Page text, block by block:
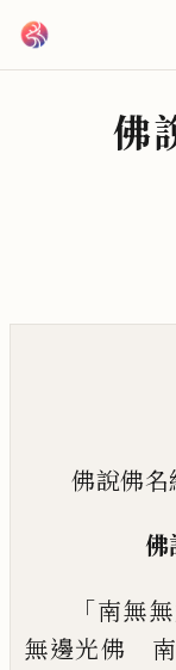
佛
佛說佛
佛
「南無
無邊光佛